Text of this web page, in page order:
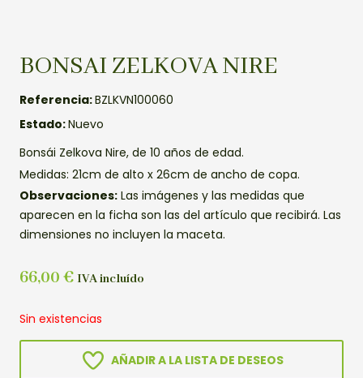
BONSAI ZELKOVA NIRE
Referencia:BZLKVN100060
Estado:Nuevo
Bonsái Zelkova Nire, de 10 años de edad.
Medidas: 21cm de alto x 26cm de ancho de copa.
Observaciones: Las imágenes y las medidas que
aparecen en la ficha son las del artículo que recibirá. Las
dimensiones no incluyen la maceta.
66,00 € IVA incluído
Sin existencias
AÑADIR A LA LISTA DE DESEOS